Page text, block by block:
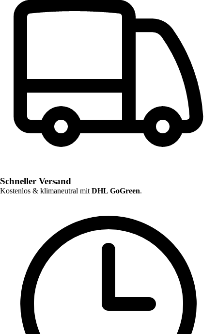
Schneller Versand
Kostenlos & klimaneutral mit DHL GoGreen.